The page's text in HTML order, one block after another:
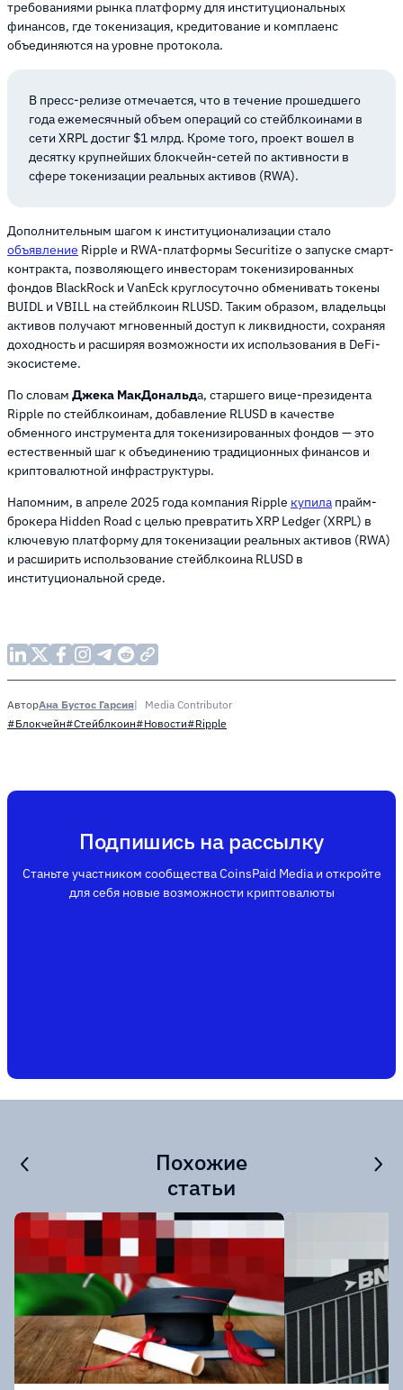
требованиями рынка платформу для институциональных
финансов, где токенизация, кредитование и комплаенс
объединяются на уровне протокола.
В пресс-релизе отмечается, что в течение прошедшего
года ежемесячный объем операций со стейблкоинами в
сети XRPL достиг $1 млрд. Кроме того, проект вошел в
десятку крупнейших блокчейн-сетей по активности в
сфере токенизации реальных активов (RWA).
Дополнительным шагом к институционализации стало
объявление Ripple и RWA-платформы Securitize о запуске смарт-
контракта, позволяющего инвесторам токенизированных
фондов BlackRock и VanEck круглосуточно обменивать токены
BUIDL и VBILL на стейблкоин RLUSD. Таким образом, владельцы
активов получают мгновенный доступ к ликвидности, сохраняя
доходность и расширяя возможности их использования в DeFi-
экосистеме.
По словам Джека МакДональда, старшего вице-президента
Ripple по стейблкоинам, добавление RLUSD в качестве
обменного инструмента для токенизированных фондов — это
естественный шаг к объединению традиционных финансов и
криптовалютной инфраструктуры.
Напомним, в апреле 2025 года компания Ripple купила прайм-
брокера Hidden Road с целью превратить XRP Ledger (XRPL) в
ключевую платформу для токенизации реальных активов (RWA)
и расширить использование стейблкоина RLUSD в
институциональной среде.
АвторАна Бустос Гарсия
Media Contributor
#Блокчейн#Стейблкоин#Новости#Ripple
Подпишись на рассылку
Станьте участником сообщества CoinsPaid Media и откройте
для себя новые возможности криптовалюты
Похожие
статьи